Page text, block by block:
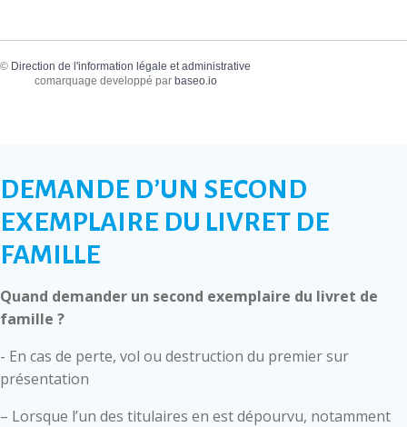
© Direction de l'information légale et administrative
comarquage developpé par baseo.io
DEMANDE D’UN SECOND
EXEMPLAIRE DU LIVRET DE
FAMILLE
Quand demander un second exemplaire du livret de
famille ?
- En cas de perte, vol ou destruction du premier sur
présentation
– Lorsque l’un des titulaires en est dépourvu, notamment